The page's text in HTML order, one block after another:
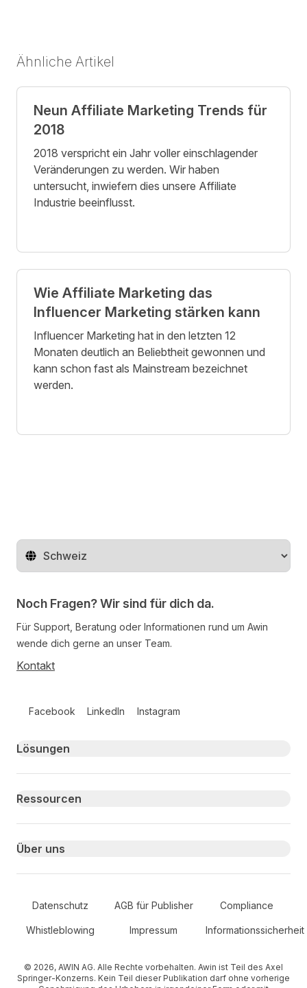
Ähnliche Artikel
Neun Affiliate Marketing Trends für
2018
2018 verspricht ein Jahr voller einschlagender
Veränderungen zu werden. Wir haben
untersucht, inwiefern dies unsere Affiliate
Industrie beeinflusst.
Wie Affiliate Marketing das
Influencer Marketing stärken kann
Influencer Marketing hat in den letzten 12
Monaten deutlich an Beliebtheit gewonnen und
kann schon fast als Mainstream bezeichnet
werden.
Region ändern
Noch Fragen? Wir sind für dich da.
Für Support, Beratung oder Informationen rund um Awin
wende dich gerne an unser Team.
Kontakt
Facebook LinkedIn Instagram
Primary footer navigation
Lösungen
Ressourcen
Über uns
Secondary Footer Navigation
Datenschutz AGB für Publisher Compliance
Whistleblowing Impressum Informationssicherheit
© 2026, AWIN AG. Alle Rechte vorbehalten. Awin ist Teil des Axel
Springer-Konzerns. Kein Teil dieser Publikation darf ohne vorherige